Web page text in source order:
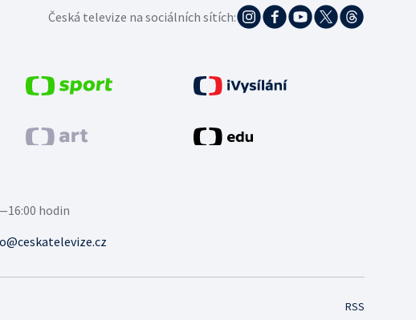
Česká televize na sociálních sítích:
hodin
RSS